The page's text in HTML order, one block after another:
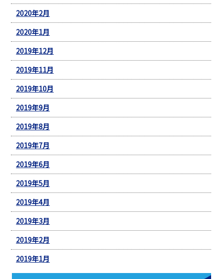
2020年2月
2020年1月
2019年12月
2019年11月
2019年10月
2019年9月
2019年8月
2019年7月
2019年6月
2019年5月
2019年4月
2019年3月
2019年2月
2019年1月